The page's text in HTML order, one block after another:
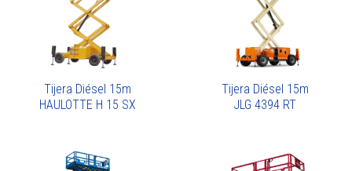
Tijera Diésel 15m
HAULOTTE H 15 SX
Tijera Diésel 15m
JLG 4394 RT